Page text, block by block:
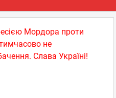
Мордора проти
не
Слава Україні!